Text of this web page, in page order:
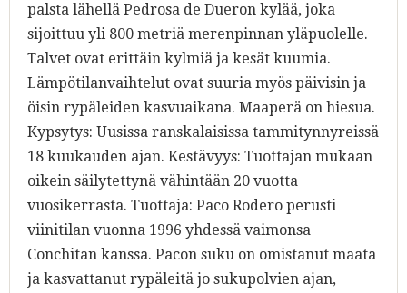
palsta lähellä Pedrosa de Dueron kylää, joka
sijoittuu yli 800 metriä merenpinnan yläpuolelle.
Talvet ovat erittäin kylmiä ja kesät kuumia.
Lämpötilanvaihtelut ovat suuria myös päivisin ja
öisin rypäleiden kasvuaikana. Maaperä on hiesua.
Kypsytys: Uusissa ranskalaisissa tammitynnyreissä
18 kuukauden ajan. Kestävyys: Tuottajan mukaan
oikein säilytettynä vähintään 20 vuotta
vuosikerrasta. Tuottaja: Paco Rodero perusti
viinitilan vuonna 1996 yhdessä vaimonsa
Conchitan kanssa. Pacon suku on omistanut maata
ja kasvattanut rypäleitä jo sukupolvien ajan,